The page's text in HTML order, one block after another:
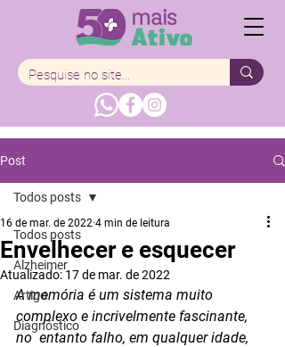
Post
Todos posts
Alzheimer
Artigo
Diagnóstico
Todos posts
Envelhecer e esquecer
16 de mar. de 2022 4 min de leitura
Atualizado: 17 de mar. de 2022
A memória é um sistema muito
complexo e incrivelmente fascinante,
no  entanto falho, em qualquer idade,